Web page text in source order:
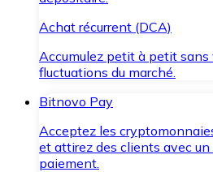
Achat récurrent (DCA)
Accumulez petit à petit sans
fluctuations du marché.
Bitnovo Pay
Acceptez les
et attirez des clients avec un
paiement.